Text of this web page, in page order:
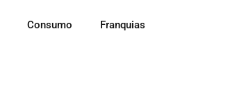
Consumo Franquias